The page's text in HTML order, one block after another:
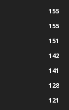
155
155
151
142
141
128
121